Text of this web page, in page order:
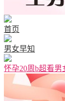
首页
男女早知
怀孕20周b超看男